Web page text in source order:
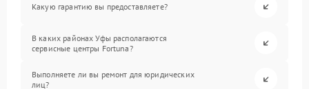
Какую гарантию вы предоставляете?
В каких районах Уфы располагаются
сервисные центры Fortuna?
Выполняете ли вы ремонт для юридических
лиц?